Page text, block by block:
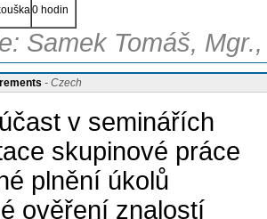
0 hodin
Samek Tomáš,
- Czech
v seminářích
skupinové práce
plnění úkolů
ověření znalostí